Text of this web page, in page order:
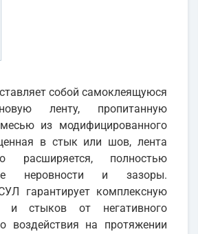
собой самоклеящуюся
ленту, пропитанную
из модифицированного
в стык или шов, лента
расширяется, полностью
неровности и зазоры.
гарантирует комплексную
и стыков от негативного
воздействия на протяжении